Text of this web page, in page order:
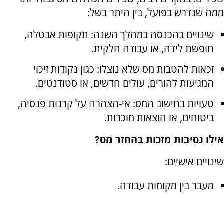
ממה שנדרש בפועל, בין היתר בשל:
שינויים בהכנסה במהלך השנה: תקופות אבטלה,
חופשת לידה, או עבודה חלקית.
זכאות להטבות מס שלא נוצלו: כגון נקודות זיכוי
המגיעות להורים, עולים חדשים, או סטודנטים.
טעויות בחישוב המס: אי-הצהרה על קרנות פנסיה,
ביטוחים, או הוצאות מוכרות.
אילו נסיבות מזכות בהחזר מס?
שינויים אישיים:
מעבר בין מקומות עבודה.